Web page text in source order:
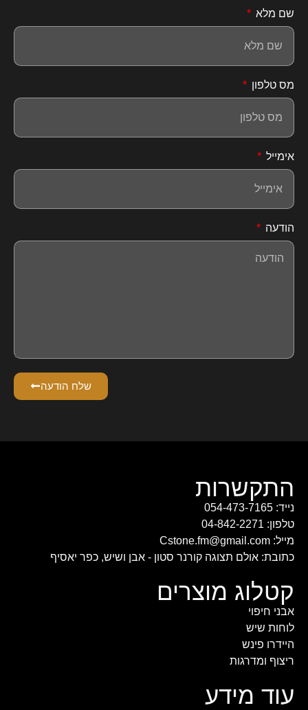
שם מלא
מס טלפון
אימייל
הודעה
שלח הודעה
התקשרות
נייד: 054-473-7165
טלפון: 04-842-2271
מייל: Cstone.fm@gmail.com
כתובת: אולם תצוגה קורנר סטון - אבן ושיש, כפר יאסיף
קטלוג מוצרים
אבני חיפוי
לוחות שיש
היידרו פינש
ריצוף ומדרגות
עוד מידע